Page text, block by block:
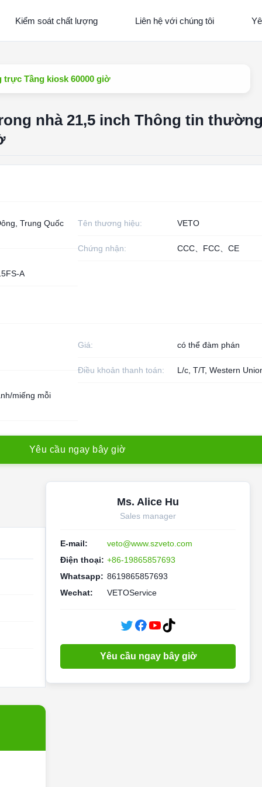
Kiểm soát chất lượng Liên hệ với chúng tôi
Tầng kiosk 60000 giờ
nhà 21,5 inch Thông tin
Trung Quốc Tên thương hiệu: VETO
Chứng nhận: CCC、FCC、CE
A
Giá: có thể đàm phán
Điều khoản thanh toán: L/c, T/T, Western
miếng mỗi
Yêu cầu ngay bây giờ
Ms. Alice Hu
Sales manager
E-mail:
veto@www.szveto.com
Điện thoại: +86-19865857693
Whatsapp: 8619865857693
Wechat:
VETOService
Yêu cầu ngay bây giờ